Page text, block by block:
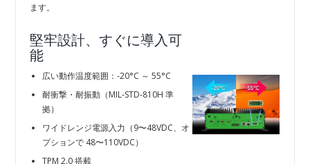
ます。
堅牢設計、すぐに導入可
能
広い動作温度範囲：‑20°C ～ 55°C
耐衝撃・耐振動（MIL‑STD‑810H 準
拠）
ワイドレンジ電源入力（9〜48VDC、オ
プションで 48〜110VDC）
TPM 2.0 搭載